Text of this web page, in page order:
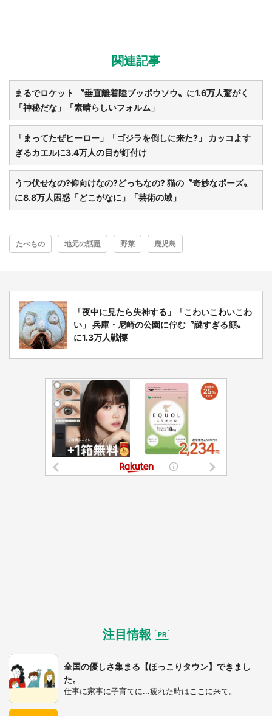
関連記事
まるでロケット 〝垂直離着陸ブッポウソウ〟に1.6万人驚がく
「神秘だな」「素晴らしいフォルム」
「まってたぜヒーロー」「ゴジラを倒しに来た?」 カッコよす
ぎるカエルに3.4万人の目が釘付け
うつ伏せなの?仰向けなの?どっちなの? 猫の〝奇妙なポーズ〟
に8.8万人困惑「どこがなに」「芸術の域」
たべもの 地元の話題 野菜 鹿児島
「夜中に見たら失神する」「こわいこわいこわ
い」 兵庫・尼崎の公園に佇む〝謎すぎる顔〟
に1.3万人戦慄
注目情報
全国の優しさ集まる【ほっこりタウン】できまし
た。
仕事に家事に子育てに...疲れた時はここに来て。